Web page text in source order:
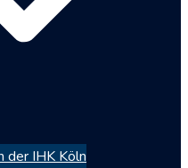
der IHK Köln